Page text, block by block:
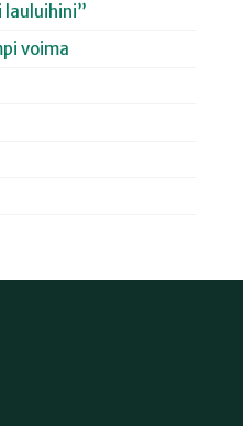
lauluihini”
voima